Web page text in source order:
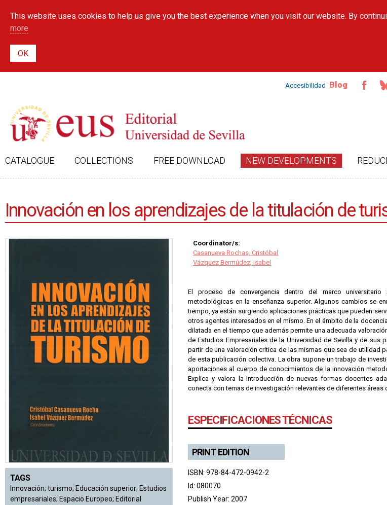
main
This website uses cookies to help us give you the best experience when you visit our website. By
more
Accesibilidad Blog
CATALOGUE COLLECTIONS FREE DOWNLOAD NEW DEVELOPMENTS
Innovación en los aprendizajes de la titulación de
TAGS
Innovación; turismo; Educación superior; Estudios
empresariales; Espacio Europeo; Editorial
Coordinator/s:
Casanueva Rochas, Cristóbal
Vázquez Bermúdez, Isabel
El proceso de convergencia dentro del marco universitario
metodológicas en la enseñanza superior. Algunos cambios se
tiempo, ya están surgiendo aplicaciones prácticas que pueden
otros agentes interesados en el mismo. En el ámbito de la
dilatada en el tiempo que además permite una adecuada
de Estudios Empresariales de la Universidad de Sevilla y de
partir de una valoración crítica de las mismas que sea de utilidad
de esta publicación colectiva. La obra supone un trabajo de
aportaciones al cuerpo de conocimientos de la innovación
Explica y valora la introducción de nuevas formas docentes
conecta con temas de investigación relevantes de diferentes
ESPECIFICACIONES TÉCNICAS
PRINT EDITION
ISBN: 978-84-472-0942-2
Id: 080070
Publish Year: 2007